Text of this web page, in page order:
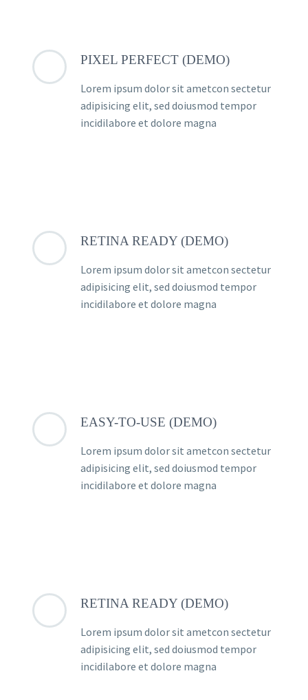
PIXEL PERFECT (DEMO)
Lorem ipsum dolor sit ametcon sectetur
adipisicing elit, sed doiusmod tempor
incidilabore et dolore magna
RETINA READY (DEMO)
Lorem ipsum dolor sit ametcon sectetur
adipisicing elit, sed doiusmod tempor
incidilabore et dolore magna
EASY-TO-USE (DEMO)
Lorem ipsum dolor sit ametcon sectetur
adipisicing elit, sed doiusmod tempor
incidilabore et dolore magna
RETINA READY (DEMO)
Lorem ipsum dolor sit ametcon sectetur
adipisicing elit, sed doiusmod tempor
incidilabore et dolore magna